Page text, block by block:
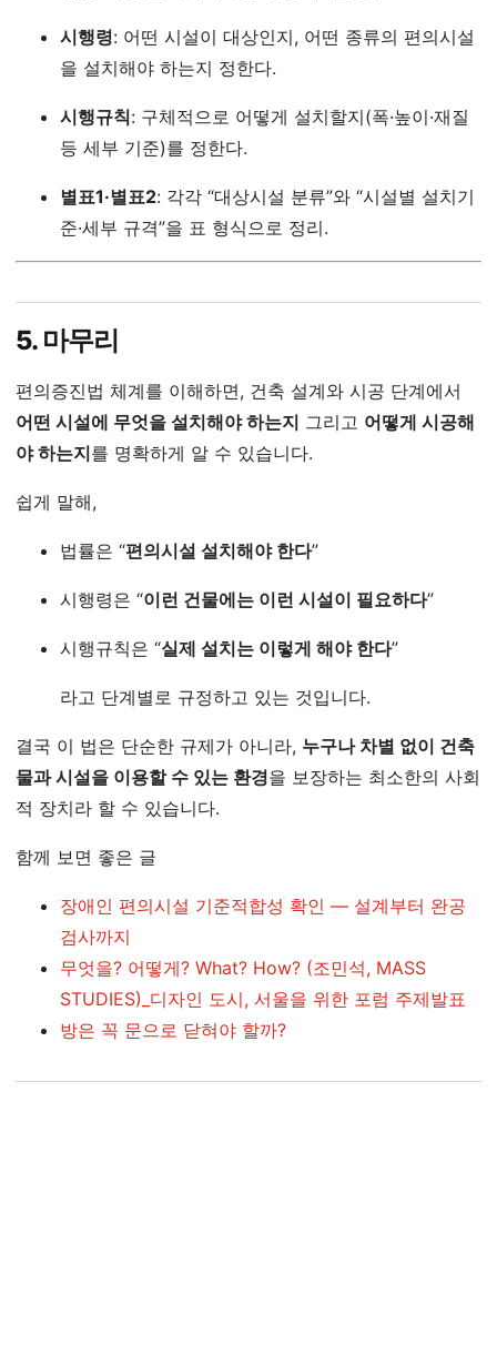
시행령: 어떤 시설이 대상인지, 어떤 종류의 편의시설
을 설치해야 하는지 정한다.
시행규칙: 구체적으로 어떻게 설치할지(폭·높이·재질
등 세부 기준)를 정한다.
별표1·별표2: 각각 “대상시설 분류”와 “시설별 설치기
준·세부 규격”을 표 형식으로 정리.
5. 마무리
편의증진법 체계를 이해하면, 건축 설계와 시공 단계에서
어떤 시설에 무엇을 설치해야 하는지 그리고 어떻게 시공해
야 하는지를 명확하게 알 수 있습니다.
쉽게 말해,
법률은 “편의시설 설치해야 한다”
시행령은 “이런 건물에는 이런 시설이 필요하다”
시행규칙은 “실제 설치는 이렇게 해야 한다”
라고 단계별로 규정하고 있는 것입니다.
결국 이 법은 단순한 규제가 아니라, 누구나 차별 없이 건축
물과 시설을 이용할 수 있는 환경을 보장하는 최소한의 사회
적 장치라 할 수 있습니다.
함께 보면 좋은 글
장애인 편의시설 기준적합성 확인 — 설계부터 완공
검사까지
무엇을? 어떻게? What? How? (조민석, MASS
STUDIES)_디자인 도시, 서울을 위한 포럼 주제발표
방은 꼭 문으로 닫혀야 할까?